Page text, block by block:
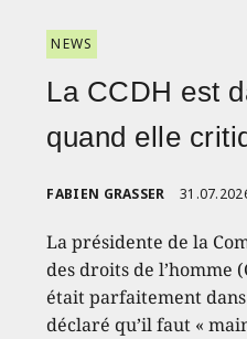
NEWS
La CCDH est
quand elle
FABIEN GRASSER
La présidente de la
des droits de l’homme
était parfaitement
déclaré qu’il faut «